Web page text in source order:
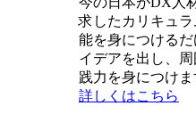
求したカリキュ
能を身につける
イデアを出し、
践力を身につけま
詳しくはこちら